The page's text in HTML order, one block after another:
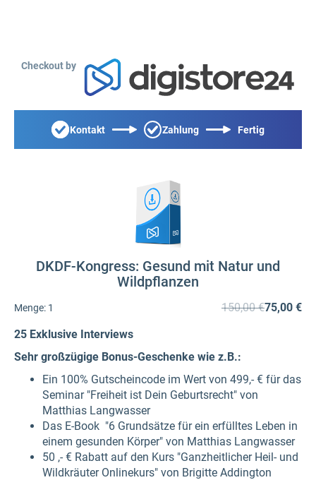
Checkout by
Kontakt Zahlung Fertig
DKDF-Kongress: Gesund mit Natur und
Wildpflanzen
Menge: 1 150,00 €75,00 €
25 Exklusive Interviews
Sehr großzügige Bonus-Geschenke wie z.B.:
Ein 100% Gutscheincode im Wert von 499,- € für das
Seminar "Freiheit ist Dein Geburtsrecht" von
Matthias Langwasser
Das E-Book "6 Grundsätze für ein erfülltes Leben in
einem gesunden Körper" von Matthias Langwasser
50 ,- € Rabatt auf den Kurs "Ganzheitlicher Heil- und
Wildkräuter Onlinekurs" von Brigitte Addington